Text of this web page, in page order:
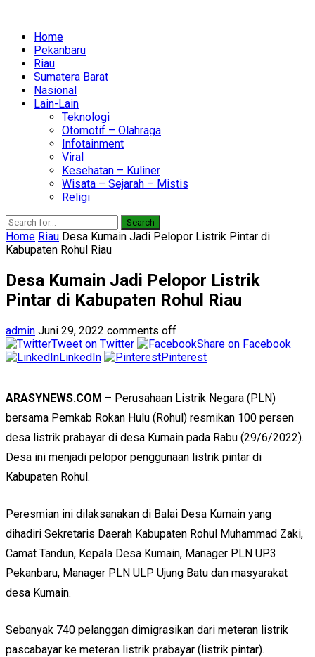
Home
Pekanbaru
Riau
Sumatera Barat
Nasional
Lain-Lain
Teknologi
Otomotif – Olahraga
Infotainment
Viral
Kesehatan – Kuliner
Wisata – Sejarah – Mistis
Religi
Search
Home Riau Desa Kumain Jadi Pelopor Listrik Pintar di
Kabupaten Rohul Riau
Desa Kumain Jadi Pelopor Listrik
Pintar di Kabupaten Rohul Riau
admin Juni 29, 2022 comments off
Tweet on Twitter
Share on Facebook
LinkedIn
Pinterest
ARASYNEWS.COM – Perusahaan Listrik Negara (PLN)
bersama Pemkab Rokan Hulu (Rohul) resmikan 100 persen
desa listrik prabayar di desa Kumain pada Rabu (29/6/2022).
Desa ini menjadi pelopor penggunaan listrik pintar di
Kabupaten Rohul.
Peresmian ini dilaksanakan di Balai Desa Kumain yang
dihadiri Sekretaris Daerah Kabupaten Rohul Muhammad Zaki,
Camat Tandun, Kepala Desa Kumain, Manager PLN UP3
Pekanbaru, Manager PLN ULP Ujung Batu dan masyarakat
desa Kumain.
Sebanyak 740 pelanggan dimigrasikan dari meteran listrik
pascabayar ke meteran listrik prabayar (listrik pintar).